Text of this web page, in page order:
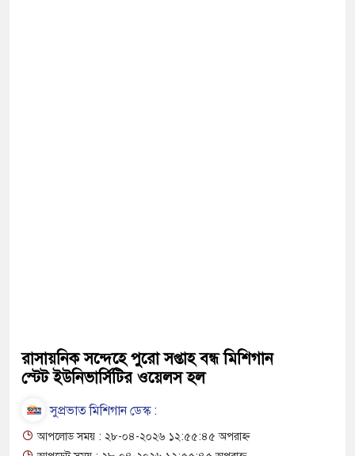
রাসায়নিক সন্দেহে পুরো সপ্তাহ বন্ধ মিশিগান
স্টেট ইউনিভার্সিটির ওয়েলস হল
সুপ্রভাত মিশিগান ডেস্ক :
আপলোড সময় : ২৮-০৪-২০২৬ ১২:৫৫:৪৫ অপরাহ্ন